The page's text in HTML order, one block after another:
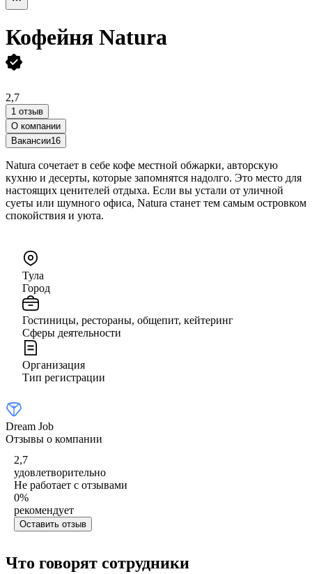
Кофейня Natura
2,7
1 отзыв
О компании
Вакансии16
Natura сочетает в себе кофе местной обжарки, авторскую
кухню и десерты, которые запомнятся надолго. Это место для
настоящих ценителей отдыха. Если вы устали от уличной
суеты или шумного офиса, Natura станет тем самым островком
спокойствия и уюта.
Тула
Город
Гостиницы, рестораны, общепит, кейтеринг
Сферы деятельности
Организация
Тип регистрации
Dream Job
Отзывы о компании
2,7
удовлетворительно
Не работает с отзывами
0%
рекомендует
Оставить отзыв
Что говорят сотрудники